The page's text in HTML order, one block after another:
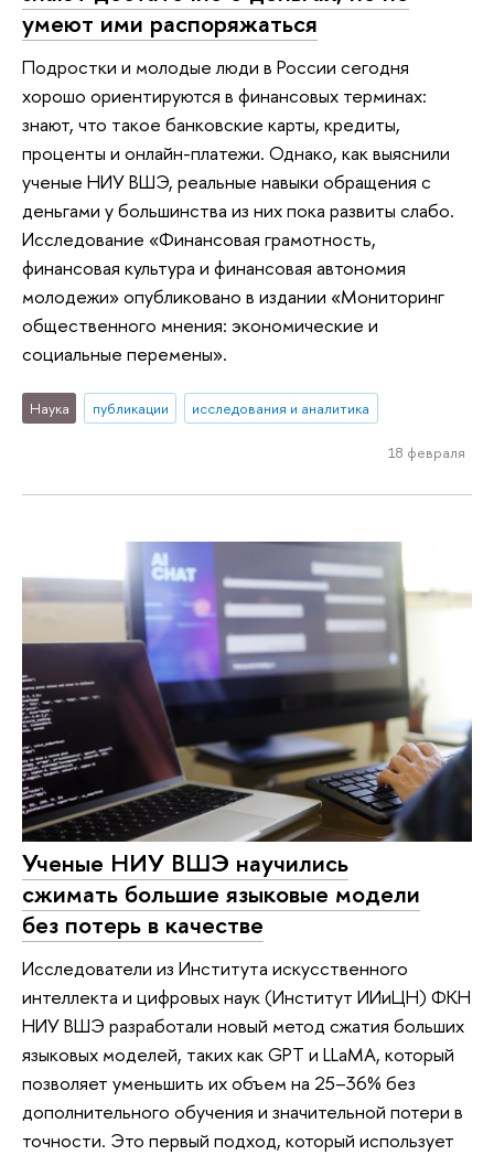
умеют ими распоряжаться
Подростки и молодые люди в России сегодня
хорошо ориентируются в финансовых терминах:
знают, что такое банковские карты, кредиты,
проценты и онлайн-платежи. Однако, как выяснили
ученые НИУ ВШЭ, реальные навыки обращения с
деньгами у большинства из них пока развиты слабо.
Исследование «Финансовая грамотность,
финансовая культура и финансовая автономия
молодежи» опубликовано в издании «Мониторинг
общественного мнения: экономические и
социальные перемены».
Наука публикации исследования и аналитика
18 февраля
Ученые НИУ ВШЭ научились
сжимать большие языковые модели
без потерь в качестве
Исследователи из Института искусственного
интеллекта и цифровых наук (Институт ИИиЦН) ФКН
НИУ ВШЭ разработали новый метод сжатия больших
языковых моделей, таких как GPT и LLaMA, который
позволяет уменьшить их объем на 25–36% без
дополнительного обучения и значительной потери в
точности. Это первый подход, который использует